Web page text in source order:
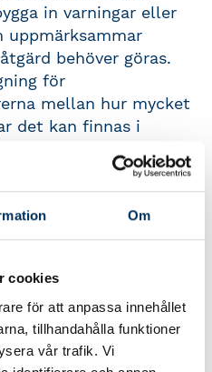
Om
cookies
för att anpassa innehållet
tillhandahålla funktioner
vår trafik. Vi
in varningar eller
uppmärksammar
behöver göras.
för
mellan hur mycket
det kan finnas i
2024 in till
beskattningsår 2024.
att antal fel
Skillnaden är en